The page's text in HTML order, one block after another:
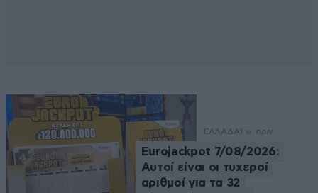
ΕΛΛΑΔΑ 1 ω. πριν
Eurojackpot 7/08/2026:
Αυτοί είναι οι τυχεροί
αριθμοί για τα 32